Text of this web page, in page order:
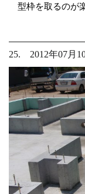
型枠を取るのが
25. 2012年07月